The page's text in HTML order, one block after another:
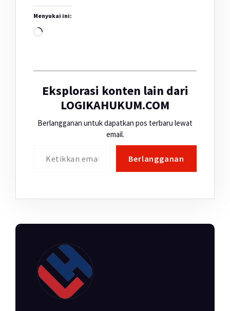
Menyukai ini:
Memuat...
Eksplorasi konten lain dari
LOGIKAHUKUM.COM
Berlangganan untuk dapatkan pos terbaru lewat
email.
Berlangganan